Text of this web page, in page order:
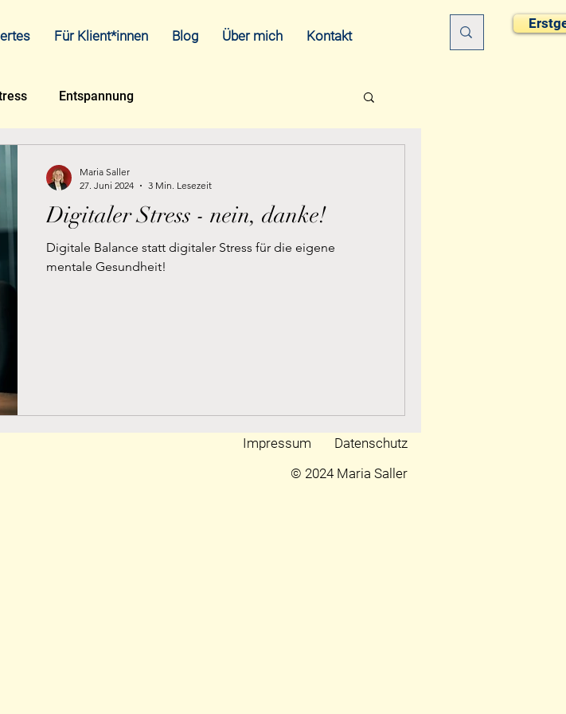
Für Klient*innen Blog Über mich Kontakt
Entspannung
Digitaler Stress - nein, danke!
Digitale Balance statt digitaler Stress für die eigene
mentale Gesundheit!
Maria Saller
27. Juni 2024
3 Min. Lesezeit
Impressum
Datenschutz
© 2024 Maria Saller